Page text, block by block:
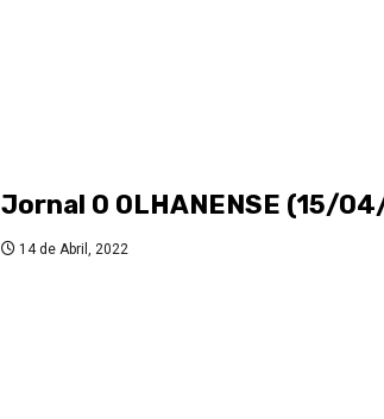
Jornal O OLHANENSE (15/
14 de Abril, 2022